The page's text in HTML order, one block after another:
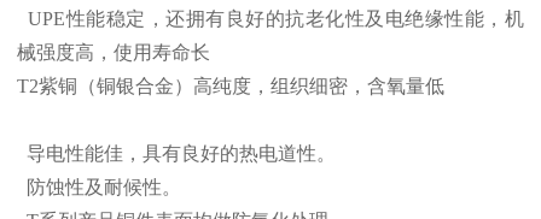
UPE性能稳定，还拥有良好的抗老化性及电绝缘性能，机
械强度高，使用寿命长
T2紫铜（铜银合金）高纯度，组织细密，含氧量低
导电性能佳，具有良好的热电道性。
防蚀性及耐候性。